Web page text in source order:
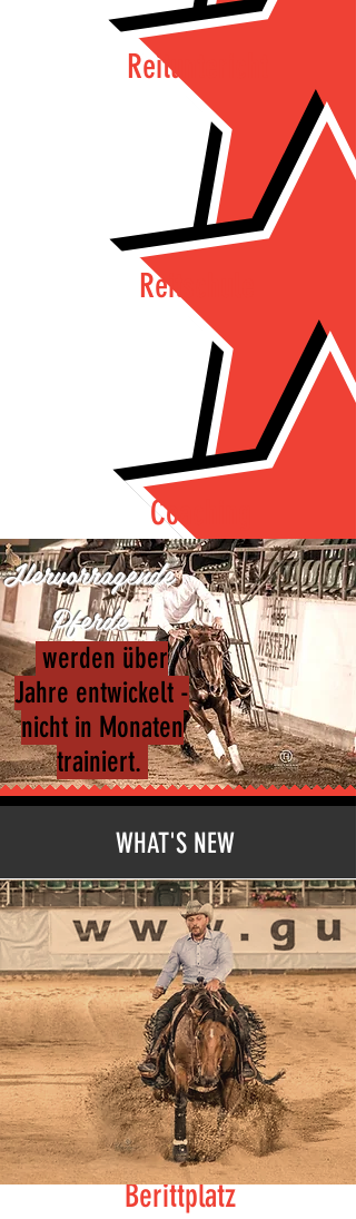
Reituntericht
Reitschule
Coaching
Hervorragende
Pferde
werden über
Jahre entwickelt -
nicht in Monaten
trainiert.
Berittplatz
WHAT'S NEW